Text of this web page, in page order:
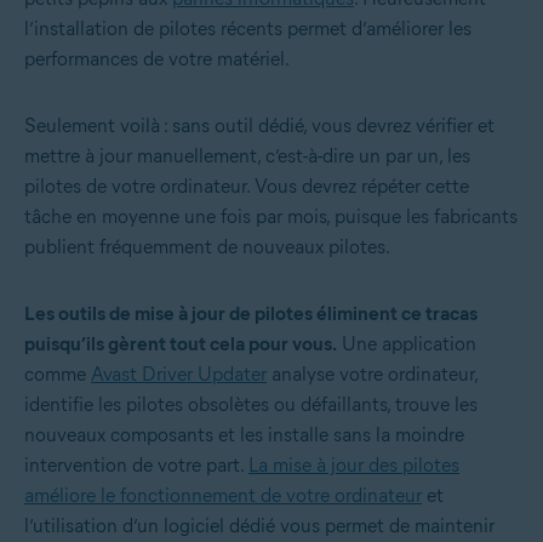
l’installation de pilotes récents permet d’améliorer les
performances de votre matériel.
Seulement voilà : sans outil dédié, vous devrez vérifier et
mettre à jour manuellement, c’est-à-dire un par un, les
pilotes de votre ordinateur. Vous devrez répéter cette
tâche en moyenne une fois par mois, puisque les fabricants
publient fréquemment de nouveaux pilotes.
Les outils de mise à jour de pilotes éliminent ce tracas
puisqu’ils gèrent tout cela pour vous. Une application
comme Avast Driver Updater analyse votre ordinateur,
identifie les pilotes obsolètes ou défaillants, trouve les
nouveaux composants et les installe sans la moindre
intervention de votre part. La mise à jour des pilotes
améliore le fonctionnement de votre ordinateur et
l’utilisation d’un logiciel dédié vous permet de maintenir